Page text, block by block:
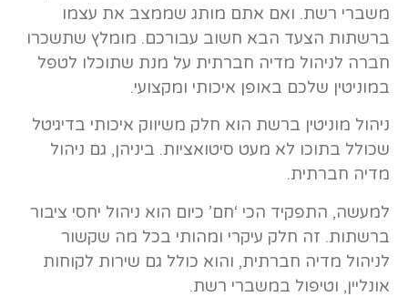
משברי רשת. ואם אתם מותג שממצב את עצמו
ברשתות הצעד הבא חשוב עבורכם. מומלץ שתשכרו
חברה לניהול מדיה חברתית על מנת שתוכלו לטפל
במוניטין שלכם באופן איכותי ומקצועי.
ניהול מוניטין ברשת הוא חלק משיווק איכותי בדיגיטל
שכולל בתוכו לא מעט סיטואציות. ביניהן, גם ניהול
מדיה חברתית.
למעשה, התפקיד הכי ‘חם’ כיום הוא ניהול יחסי ציבור
ברשתות. זה חלק עיקרי ומהותי בכל מה שקשור
לניהול מדיה חברתית, והוא כולל גם שירות לקוחות
אונליין, וטיפול במשברי רשת.